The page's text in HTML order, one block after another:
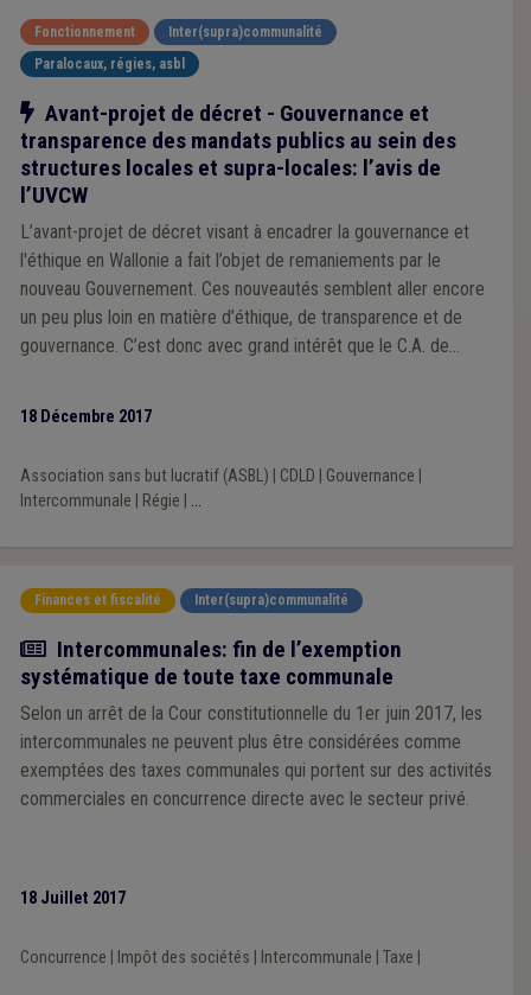
Fonctionnement
Inter(supra)communalité
Paralocaux, régies, asbl
Notre action
Avant-projet de décret - Gouvernance et
transparence des mandats publics au sein des
structures locales et supra-locales: l’avis de
l’UVCW
L’avant-projet de décret visant à encadrer la gouvernance et
l'éthique en Wallonie a fait l’objet de remaniements par le
nouveau Gouvernement. Ces nouveautés semblent aller encore
un peu plus loin en matière d’éthique, de transparence et de
gouvernance. C’est donc avec grand intérêt que le C.A. de
18 Décembre 2017
Association sans but lucratif (ASBL) CDLD Gouvernance
Intercommunale
Régie ...
Finances et fiscalité Inter(supra)communalité
Actualité
Intercommunales: fin de l’exemption
systématique de toute taxe communale
Selon un arrêt de la Cour constitutionnelle du 1er juin 2017, les
intercommunales ne peuvent plus être considérées comme
exemptées des taxes communales qui portent sur des activités
commerciales en concurrence directe avec le secteur privé.
18 Juillet 2017
Concurrence Impôt des sociétés Intercommunale Taxe